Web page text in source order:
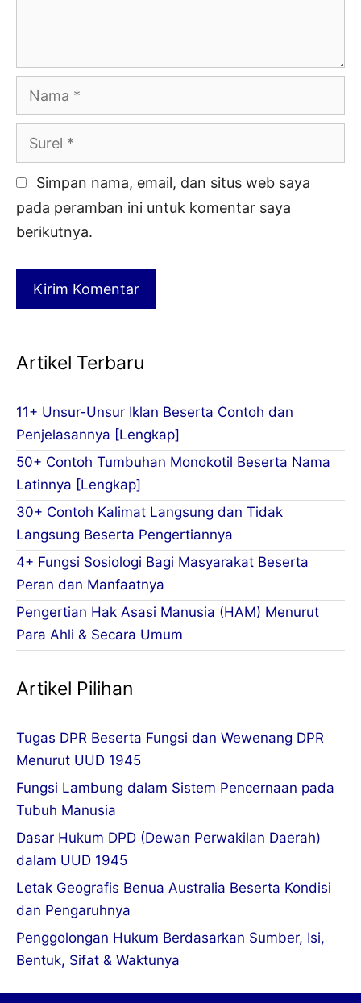
Nama
Surel
Simpan nama, email, dan situs web saya
pada peramban ini untuk komentar saya
berikutnya.
Artikel Terbaru
11+ Unsur-Unsur Iklan Beserta Contoh dan
Penjelasannya [Lengkap]
50+ Contoh Tumbuhan Monokotil Beserta Nama
Latinnya [Lengkap]
30+ Contoh Kalimat Langsung dan Tidak
Langsung Beserta Pengertiannya
4+ Fungsi Sosiologi Bagi Masyarakat Beserta
Peran dan Manfaatnya
Pengertian Hak Asasi Manusia (HAM) Menurut
Para Ahli & Secara Umum
Artikel Pilihan
Tugas DPR Beserta Fungsi dan Wewenang DPR
Menurut UUD 1945
Fungsi Lambung dalam Sistem Pencernaan pada
Tubuh Manusia
Dasar Hukum DPD (Dewan Perwakilan Daerah)
dalam UUD 1945
Letak Geografis Benua Australia Beserta Kondisi
dan Pengaruhnya
Penggolongan Hukum Berdasarkan Sumber, Isi,
Bentuk, Sifat & Waktunya